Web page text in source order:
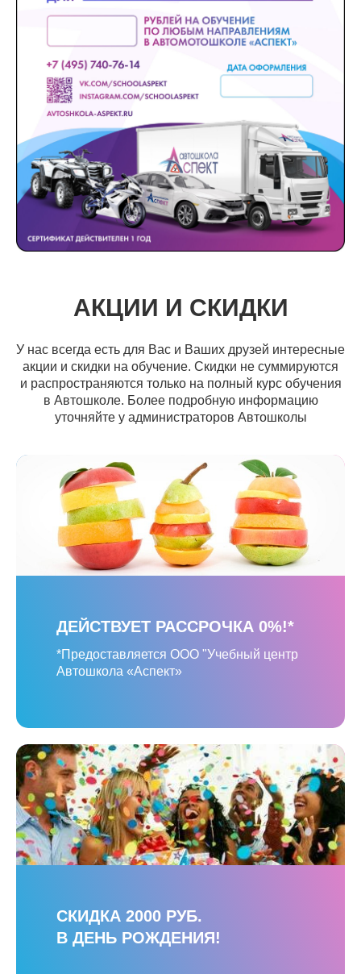
АКЦИИ И СКИДКИ
У нас всегда есть для Вас и Ваших друзей интересные
акции и скидки на обучение. Скидки не суммируются
и распространяются только на полный курс обучения
в Автошколе. Более подробную информацию
уточняйте у администраторов Автошколы
ДЕЙСТВУЕТ РАССРОЧКА 0%!*
*Предоставляется ООО "Учебный центр
Автошкола «Аспект»
СКИДКА 2000 РУБ.
В ДЕНЬ РОЖДЕНИЯ!